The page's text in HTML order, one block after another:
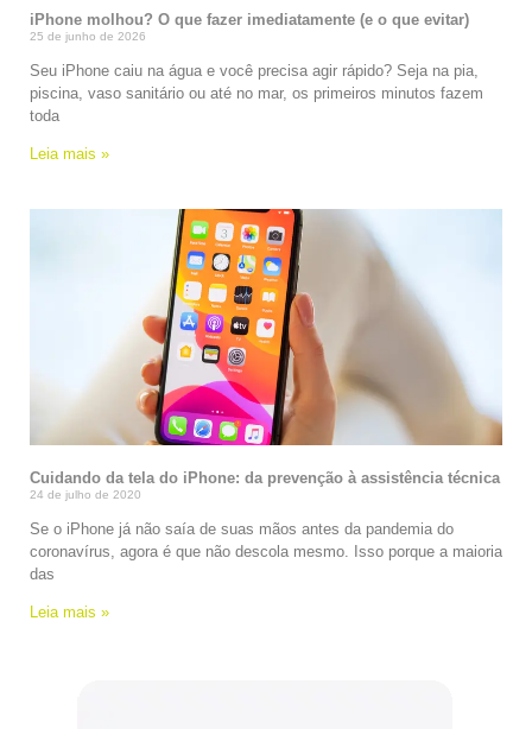
iPhone molhou? O que fazer imediatamente (e o que evitar)
25 de junho de 2026
Seu iPhone caiu na água e você precisa agir rápido? Seja na pia,
piscina, vaso sanitário ou até no mar, os primeiros minutos fazem
toda
Leia mais »
Cuidando da tela do iPhone: da prevenção à assistência técnica
24 de julho de 2020
Se o iPhone já não saía de suas mãos antes da pandemia do
coronavírus, agora é que não descola mesmo. Isso porque a maioria
das
Leia mais »